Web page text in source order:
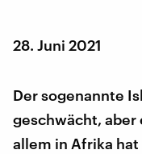
28. Juni 2021
Der sogenannte
geschwächt,
allem in Afrika